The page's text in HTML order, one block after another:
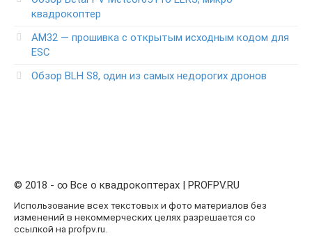
квадрокоптер
АМ32 — прошивка с открытым исходным кодом для
ESC
Обзор BLH S8, один из самых недорогих дронов
© 2018 - ∞ Все о квадрокоптерах | PROFPV.RU
Использование всех текстовых и фото материалов без
изменений в некоммерческих целях разрешается со
ссылкой на profpv.ru.